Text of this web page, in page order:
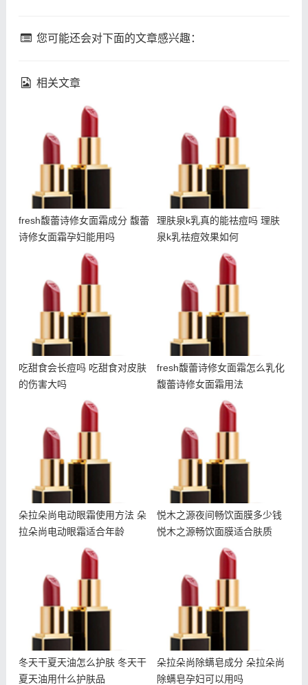
您可能还会对下面的文章感兴趣：
相关文章
fresh馥蕾诗修女面霜成分
fresh馥蕾诗修女面霜成分 馥蕾
诗修女面霜孕妇能用吗
理肤泉k乳真的能祛痘吗 理
理肤泉k乳真的能祛痘吗 理肤
泉k乳祛痘效果如何
吃甜食会长痘吗 吃甜食对
吃甜食会长痘吗 吃甜食对皮肤
的伤害大吗
fresh馥蕾诗修女面霜怎么
fresh馥蕾诗修女面霜怎么乳化
馥蕾诗修女面霜用法
朵拉朵尚电动眼霜使用方法
朵拉朵尚电动眼霜使用方法 朵
拉朵尚电动眼霜适合年龄
悦木之源夜间畅饮面膜多少
悦木之源夜间畅饮面膜多少钱
悦木之源畅饮面膜适合肤质
冬天干夏天油怎么护肤 冬
冬天干夏天油怎么护肤 冬天干
夏天油用什么护肤品
朵拉朵尚除螨皂成分 朵拉
朵拉朵尚除螨皂成分 朵拉朵尚
除螨皂孕妇可以用吗